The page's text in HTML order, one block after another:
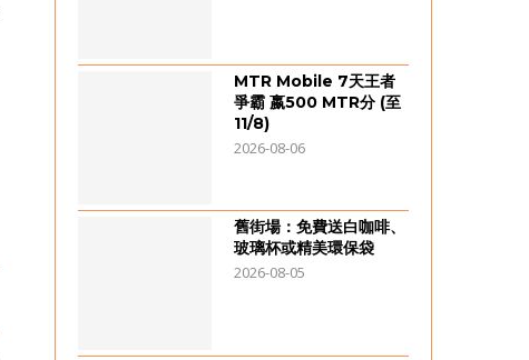
MTR Mobile 7天王者
爭霸 嬴500 MTR分 (至
11/8)
2026-08-06
舊街場：免費送白咖啡、
玻璃杯或精美環保袋
2026-08-05